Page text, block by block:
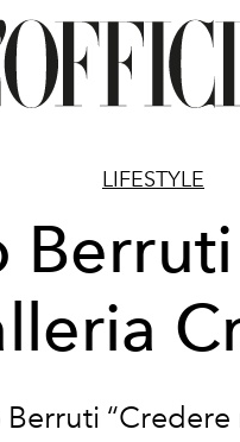
LIFESTYLE
Berruti